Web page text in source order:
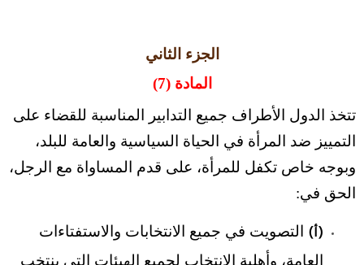
الجزء الثاني
المادة (7)
تتخذ الدول الأطراف جميع التدابير المناسبة للقضاء على
التمييز ضد المرأة في الحياة السياسية والعامة للبلد،
وبوجه خاص تكفل للمرأة، على قدم المساواة مع الرجل،
الحق في:
(أ)
التصويت في جميع الانتخابات والاستفتاءات
العامة، وأهلية الانتخاب لجميع الهيئات التي ينتخب